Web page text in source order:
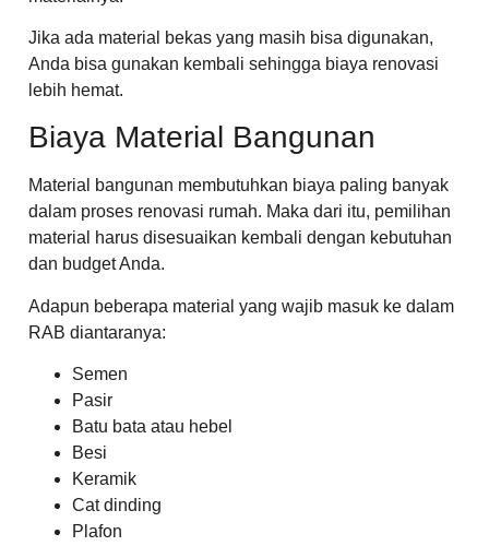
Jika ada material bekas yang masih bisa digunakan,
Anda bisa gunakan kembali sehingga biaya renovasi
lebih hemat.
Biaya Material Bangunan
Material bangunan membutuhkan biaya paling banyak
dalam proses renovasi rumah. Maka dari itu, pemilihan
material harus disesuaikan kembali dengan kebutuhan
dan budget Anda.
Adapun beberapa material yang wajib masuk ke dalam
RAB diantaranya:
Semen
Pasir
Batu bata atau hebel
Besi
Keramik
Cat dinding
Plafon